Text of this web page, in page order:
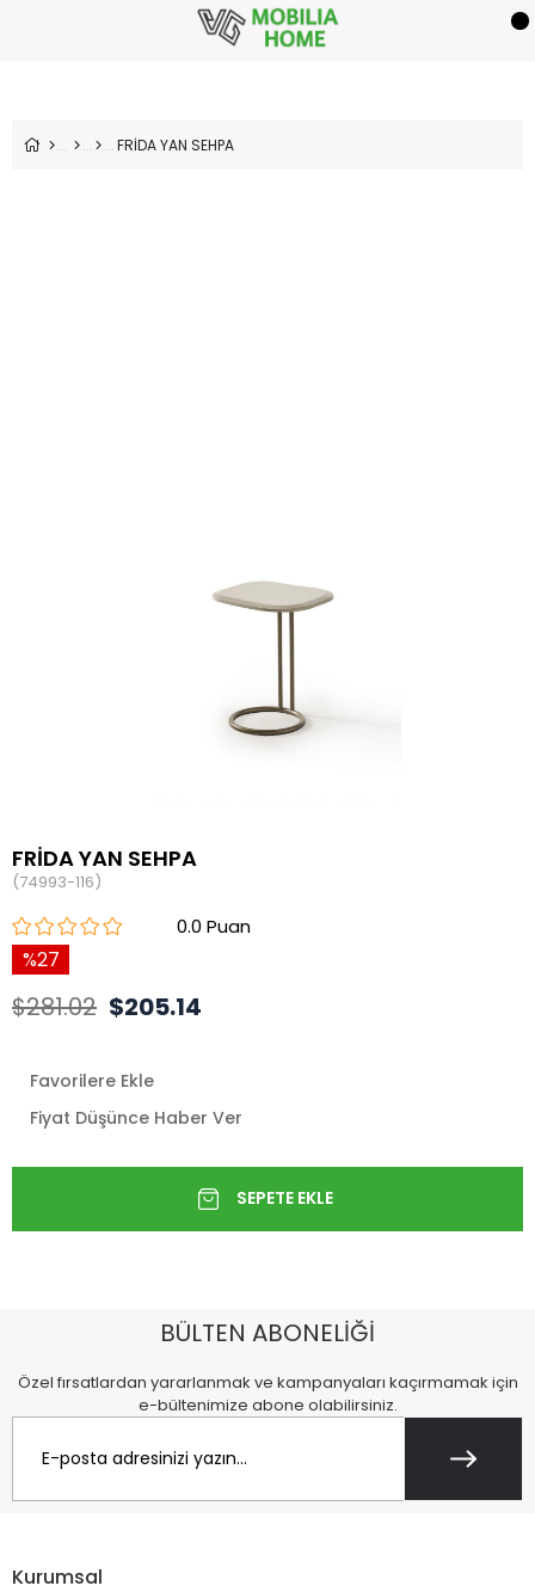
FRİDA YAN SEHPA
FRİDA YAN SEHPA
(74993-116)
0.0
27
$281.02 $205.14
Favorilere Ekle
Fiyat Düşünce Haber Ver
BÜLTEN ABONELİĞİ
Özel fırsatlardan yararlanmak ve kampanyaları kaçırmamak için
e-bültenimize abone olabilirsiniz.
Kurumsal